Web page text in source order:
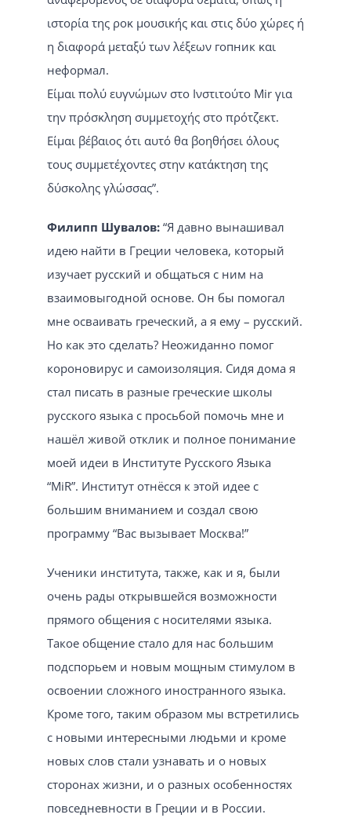
ιστορία της ροκ μουσικής και στις δύο χώρες ή
η διαφορά μεταξύ των λέξεων гопник και
неформал.
Είμαι πολύ ευγνώμων στο Ινστιτούτο Mir για
την πρόσκληση συμμετοχής στο πρότζεκτ.
Είμαι βέβαιος ότι αυτό θα βοηθήσει όλους
τους συμμετέχοντες στην κατάκτηση της
δύσκολης γλώσσας”.
Филипп Шувалов:“Я давно вынашивал
идею найти в Греции человека, который
изучает русский и общаться с ним на
взаимовыгодной основе. Он бы помогал
мне осваивать греческий, а я ему – русский.
Но как это сделать? Неожиданно помог
короновирус и самоизоляция. Сидя дома я
стал писать в разные греческие школы
русского языка с просьбой помочь мне и
нашёл живой отклик и полное понимание
моей идеи в Институте Русского Языка
“MiR”. Институт отнёсся к этой идее с
большим вниманием и создал свою
программу “Вас вызывает Москва!”
Ученики института, также, как и я, были
очень рады открывшейся возможности
прямого общения с носителями языка.
Такое общение стало для нас большим
подспорьем и новым мощным стимулом в
освоении сложного иностранного языка.
Кроме того, таким образом мы встретились
с новыми интересными людьми и кроме
новых слов стали узнавать и о новых
сторонах жизни, и о разных особенностях
повседневности в Греции и в России.